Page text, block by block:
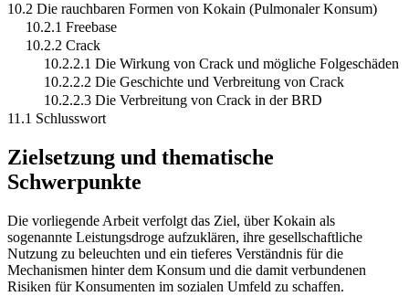
10.2 Die rauchbaren Formen von Kokain (Pulmonaler Konsum)
10.2.1 Freebase
10.2.2 Crack
10.2.2.1 Die Wirkung von Crack und mögliche Folgeschäden
10.2.2.2 Die Geschichte und Verbreitung von Crack
10.2.2.3 Die Verbreitung von Crack in der BRD
11.1 Schlusswort
Zielsetzung und thematische
Schwerpunkte
Die vorliegende Arbeit verfolgt das Ziel, über Kokain als
sogenannte Leistungsdroge aufzuklären, ihre gesellschaftliche
Nutzung zu beleuchten und ein tieferes Verständnis für die
Mechanismen hinter dem Konsum und die damit verbundenen
Risiken für Konsumenten im sozialen Umfeld zu schaffen.